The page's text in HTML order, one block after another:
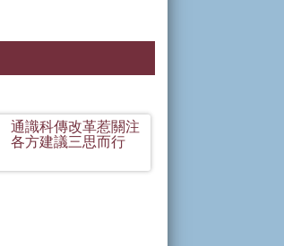
通識科傳改革惹關注
各方建議三思而行